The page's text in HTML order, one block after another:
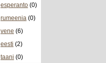
esperanto (0)
rumeenia (0)
vene (6)
eesti (2)
taani (0)